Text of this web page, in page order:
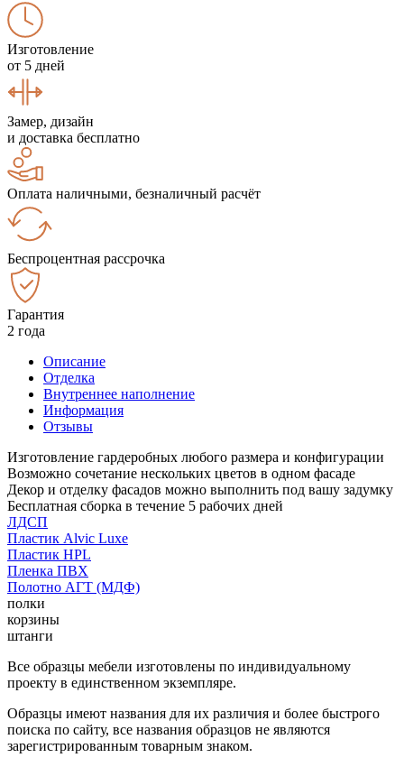
Изготовление
от 5 дней
Замер, дизайн
и доставка бесплатно
Оплата наличными, безналичный расчёт
Беспроцентная рассрочка
Гарантия
2 года
Описание
Отделка
Внутреннее наполнение
Информация
Отзывы
Изготовление гардеробных любого размера и конфигурации
Возможно сочетание нескольких цветов в одном фасаде
Декор и отделку фасадов можно выполнить под вашу задумку
Бесплатная сборка в течение 5 рабочих дней
ЛДСП
Пластик Alvic Luxe
Пластик HPL
Пленка ПВХ
Полотно АГТ (МДФ)
полки
корзины
штанги
Все образцы мебели изготовлены по индивидуальному
проекту в единственном экземпляре.
Образцы имеют названия для их различия и более быстрого
поиска по сайту, все названия образцов не являются
зарегистрированным товарным знаком.